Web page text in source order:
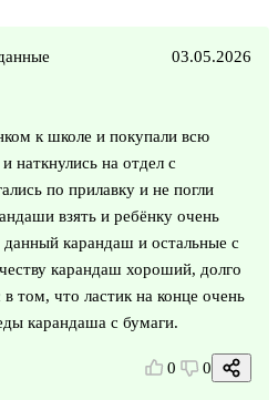
03.05.2026
к школе и покупали всю
наткнулись на отдел с
по прилавку и не погли
взять и ребёнку очень
данный карандаш и остальные с
карандаш хороший, долго
том, что ластик на конце очень
карандаша с бумаги.
0 0